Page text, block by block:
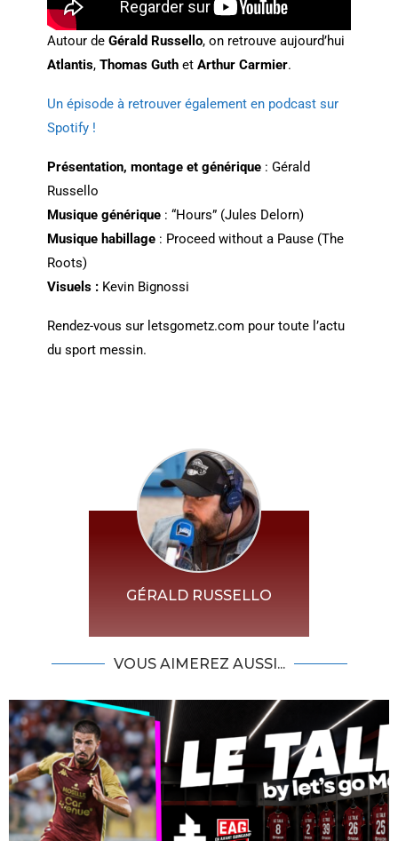
Autour de Gérald Russello, on retrouve aujourd’hui
Atlantis, Thomas Guthet Arthur Carmier.
Un épisode à retrouver également en podcast sur
Spotify !
Présentation, montage et générique: Gérald
Russello
Musique générique: “Hours” (Jules Delorn)
Musique habillage: Proceed without a Pause (The
Roots)
Visuels :Kevin Bignossi
Rendez-vous sur ⁠⁠⁠⁠⁠⁠⁠⁠⁠⁠⁠letsgometz.com⁠⁠⁠⁠⁠⁠⁠⁠⁠⁠⁠ pour toute l’actu
du sport messin.
GÉRALD RUSSELLO
VOUS AIMEREZ AUSSI...